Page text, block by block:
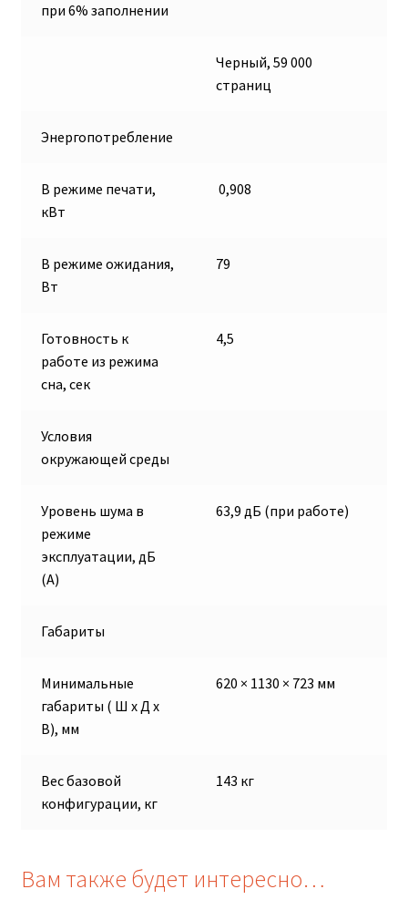
при 6% заполнении
Черный, 59 000
страниц
Энергопотребление
В режиме печати,
кВт
0,908
В режиме ожидания,
Вт
79
Готовность к
работе из режима
сна, сек
4,5
Условия
окружающей среды
Уровень шума в
режиме
эксплуатации, дБ
(А)
63,9 дБ (при работе)
Габариты
Минимальные
габариты ( Ш х Д х
В), мм
620 × 1130 × 723 мм
Вес базовой
конфигурации, кг
143 кг
Вам также будет интересно…